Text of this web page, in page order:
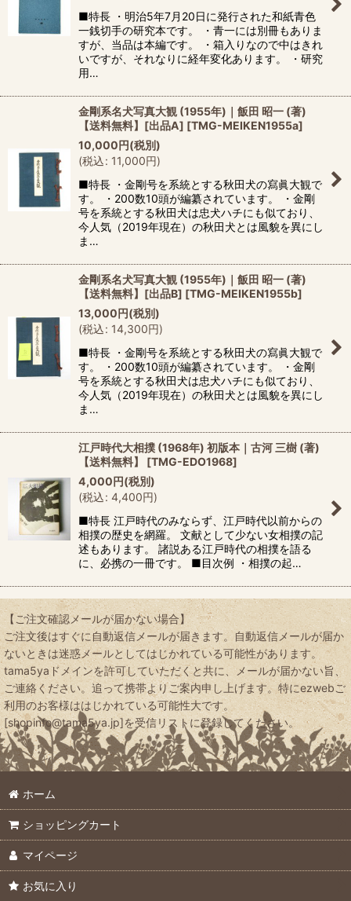
■特長 ・明治5年7月20日に発行された和紙青色
一銭切手の研究本です。 ・青一には別冊もありま
すが、当品は本編です。 ・箱入りなので中はきれ
いですが、それなりに経年変化あります。 ・研究
用…
金剛系名犬写真大観 (1955年)｜飯田 昭一 (著)
【送料無料】[出品A] [TMG-MEIKEN1955a]
10,000円(税別)
(税込: 11,000円)
■特長 ・金剛号を系統とする秋田犬の寫眞大観で
す。 ・200数10頭が編纂されています。 ・金剛
号を系統とする秋田犬は忠犬ハチにも似ており、
今人気（2019年現在）の秋田犬とは風貌を異にし
ま…
金剛系名犬写真大観 (1955年)｜飯田 昭一 (著)
【送料無料】[出品B] [TMG-MEIKEN1955b]
13,000円(税別)
(税込: 14,300円)
■特長 ・金剛号を系統とする秋田犬の寫眞大観で
す。 ・200数10頭が編纂されています。 ・金剛
号を系統とする秋田犬は忠犬ハチにも似ており、
今人気（2019年現在）の秋田犬とは風貌を異にし
ま…
江戸時代大相撲 (1968年) 初版本｜古河 三樹 (著)
【送料無料】
[TMG-EDO1968]
4,000円(税別)
(税込: 4,400円)
■特長 江戸時代のみならず、江戸時代以前からの
相撲の歴史を網羅。 文献として少ない女相撲の記
述もあります。 諸説ある江戸時代の相撲を語る
に、必携の一冊です。 ■目次例 ・相撲の起…
【ご注文確認メールが届かない場合】
ご注文後はすぐに自動返信メールが届きます。自動返信メールが届か
ないときは迷惑メールとしてはじかれている可能性があります。
tama5yaドメインを許可していただくと共に、メールが届かない旨、
ご連絡ください。追って携帯よりご案内申し上げます。特にezwebご
利用のお客様ははじかれている可能性大です。
[shopinfo@tama5ya.jp]を受信リストに登録してください。
ホーム
ショッピングカート
マイページ
お気に入り